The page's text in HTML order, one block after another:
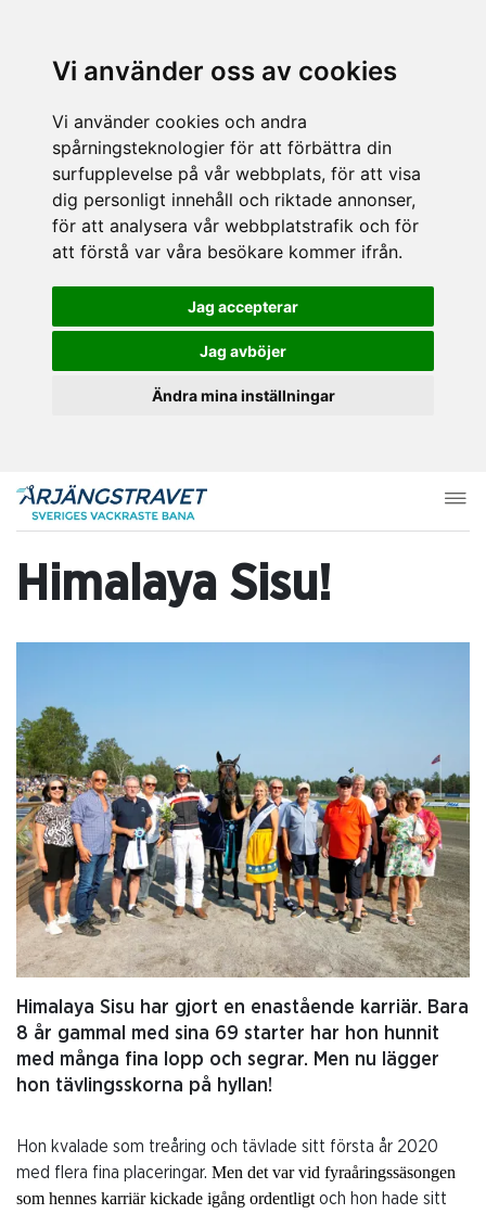
Vi använder oss av cookies
Vi använder cookies och andra
spårningsteknologier för att förbättra din
surfupplevelse på vår webbplats, för att visa
dig personligt innehåll och riktade annonser,
för att analysera vår webbplatstrafik och för
att förstå var våra besökare kommer ifrån.
Jag accepterar
Jag avböjer
Ändra mina inställningar
Himalaya Sisu!
Himalaya Sisu har gjort en enastående karriär. Bara
8 år gammal med sina 69 starter har hon hunnit
med många fina lopp och segrar. Men nu lägger
hon tävlingsskorna på hyllan!
Hon kvalade som treåring och tävlade sitt första år 2020
med flera fina placeringar. Men det var vid fyraåringssäsongen
som hennes karriär kickade igång ordentligt och hon hade sitt